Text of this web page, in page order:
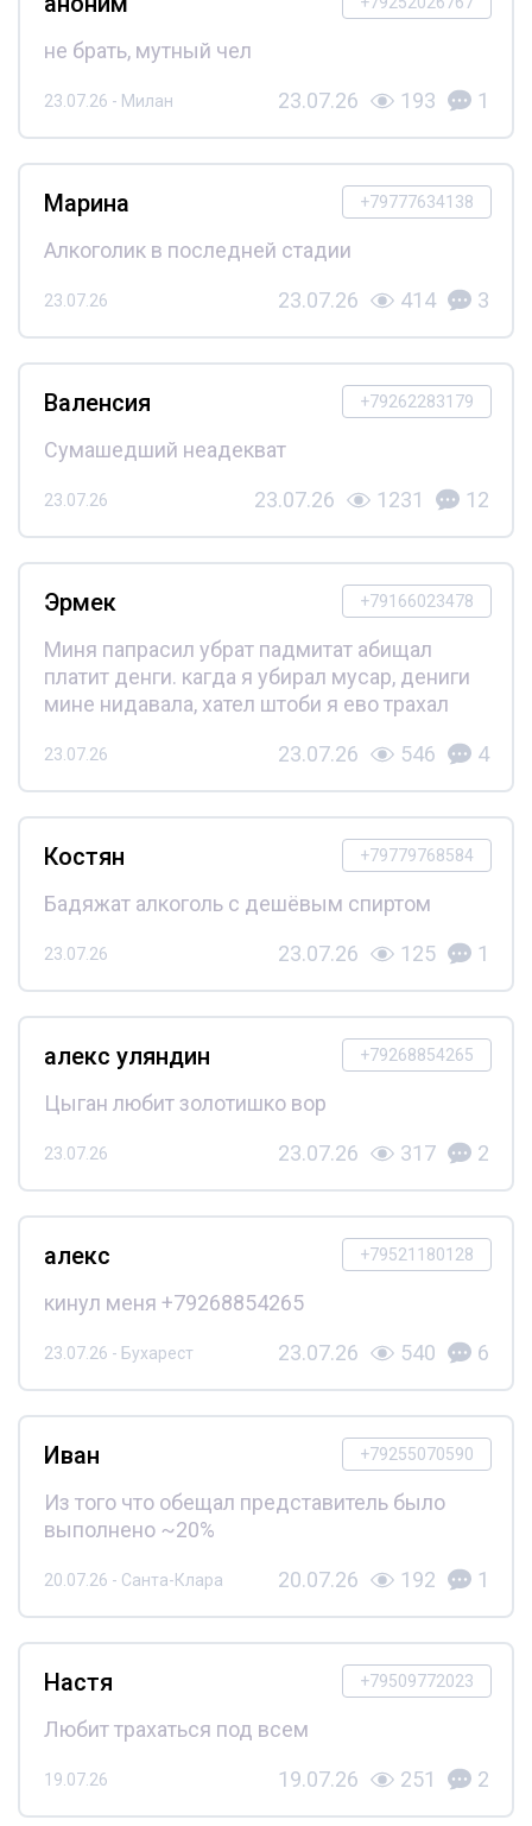
не брать, мутный чел
23.07.26 - Милан 23.07.26 193 1
+79777634138
Марина
Алкоголик в последней стадии
23.07.26 23.07.26 414 3
+79262283179
Валенсия
Сумашедший неадекват
23.07.26 23.07.26 1231 12
+79166023478
Эрмек
Миня папрасил убрат падмитат абищал
платит денги. кагда я убирал мусар, дениги
мине нидавала, хател штоби я ево трахал
23.07.26 23.07.26 546 4
+79779768584
Костян
Бадяжат алкоголь с дешёвым спиртом
23.07.26 23.07.26 125 1
+79268854265
алекс уляндин
Цыган любит золотишко вор
23.07.26 23.07.26 317 2
+79521180128
алекс
кинул меня +79268854265
23.07.26 - Бухарест 23.07.26 540 6
+79255070590
Иван
Из того что обещал представитель было
выполнено ~20%
20.07.26 - Санта-Клара 20.07.26 192 1
+79509772023
Настя
Любит трахаться под всем
19.07.26 19.07.26 251 2